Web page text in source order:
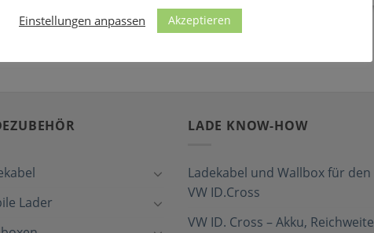
Lader
LADE KNOW-HOW
Ladekabel und Wallbox für den
VW ID.Cross
VW ID. Cross – Akku, Reichweite
Einstellungen anpassen
Akzeptieren